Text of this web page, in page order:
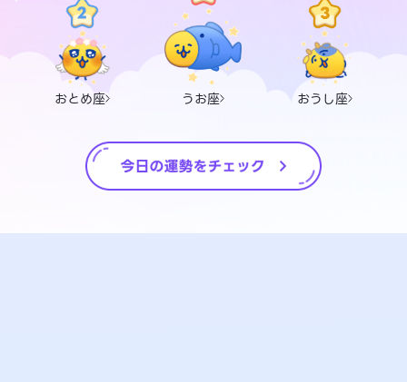
おとめ座 うお座 おうし座